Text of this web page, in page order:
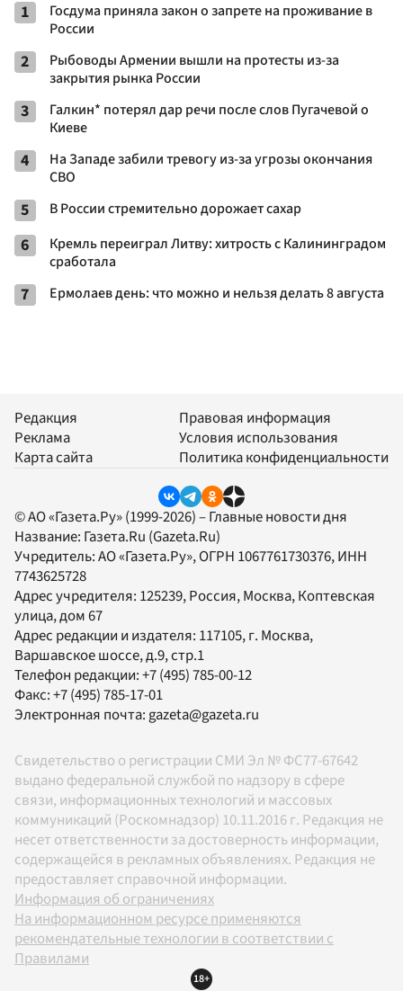
1
Госдума приняла закон о запрете на проживание в
России
2
Рыбоводы Армении вышли на протесты из-за
закрытия рынка России
3
Галкин* потерял дар речи после слов Пугачевой о
Киеве
4
На Западе забили тревогу из-за угрозы окончания
СВО
5 В России стремительно дорожает сахар
6
Кремль переиграл Литву: хитрость с Калининградом
сработала
7 Ермолаев день: что можно и нельзя делать 8 августа
Редакция
Реклама
Карта сайта
Правовая информация
Условия использования
Политика конфиденциальности
© АО «Газета.Ру» (1999-2026) – Главные новости дня
Название: Газета.Ru (Gazeta.Ru)
Учредитель:АО «Газета.Ру», ОГРН 1067761730376, ИНН
7743625728
Адрес учредителя: 125239, Россия, Москва, Коптевская
улица, дом 67
Адрес редакции и издателя: 117105, г. Москва,
Варшавское шоссе, д.9, стр.1
Телефон редакции:+7 (495) 785-00-12
Факс:+7 (495) 785-17-01
Электронная почта:gazeta@gazeta.ru
Свидетельство о регистрации СМИ Эл № ФС77-67642
выдано федеральной службой по надзору в сфере
связи, информационных технологий и массовых
коммуникаций (Роскомнадзор) 10.11.2016 г. Редакция не
несет ответственности за достоверность информации,
содержащейся в рекламных объявлениях. Редакция не
предоставляет справочной информации.
Информация об ограничениях
На информационном ресурсе применяются
рекомендательные технологии в соответствии с
Правилами
18+